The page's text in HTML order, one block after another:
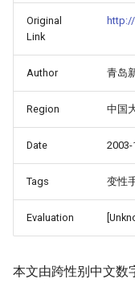
Original
Link
Author 青岛
Region 中国
Date 2003-
Tags 变性
Evaluation
本文由跨性别中文数